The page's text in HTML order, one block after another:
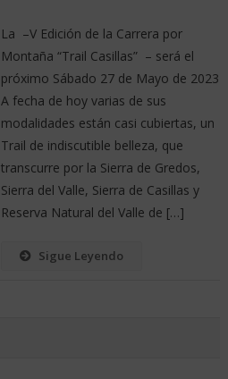
La –V Edición de la Carrera por
Montaña “Trail Casillas” – será el
próximo Sábado 27 de Mayo de 2023
A fecha de hoy varias de sus
modalidades están casi cubiertas, un
Trail de indiscutible belleza, que
transcurre por la Sierra de Gredos,
Sierra del Valle, Sierra de Casillas y
Reserva Natural del Valle de […]
Sigue Leyendo